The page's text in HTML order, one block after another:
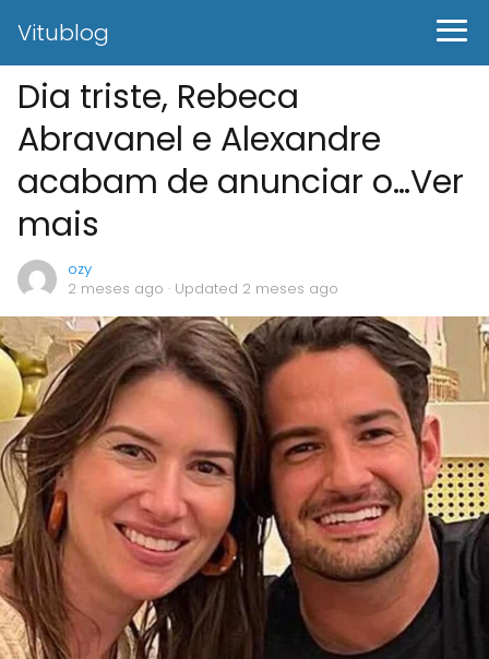
Vitublog
Dia triste, Rebeca
Abravanel e Alexandre
acabam de anunciar o…Ver
mais
ozy
2 meses ago · Updated 2 meses ago